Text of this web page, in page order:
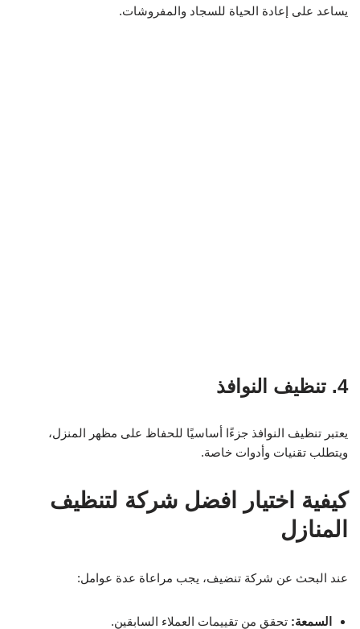
يساعد على إعادة الحياة للسجاد والمفروشات.
4. تنظيف النوافذ
يعتبر تنظيف النوافذ جزءًا أساسيًا للحفاظ على مظهر المنزل،
ويتطلب تقنيات وأدوات خاصة.
كيفية اختيار افضل شركة لتنظيف
المنازل
عند البحث عن شركة تنضيف، يجب مراعاة عدة عوامل:
السمعة: تحقق من تقييمات العملاء السابقين.